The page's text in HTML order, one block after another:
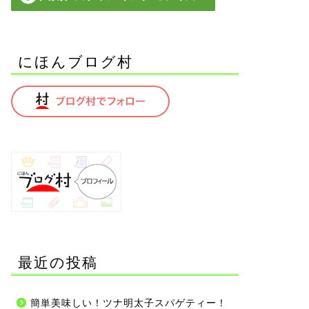
にほんブログ村
最近の投稿
簡単美味しい！ツナ明太子スパゲティー！